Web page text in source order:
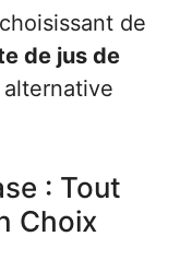
de
de jus de
: Tout
Choix